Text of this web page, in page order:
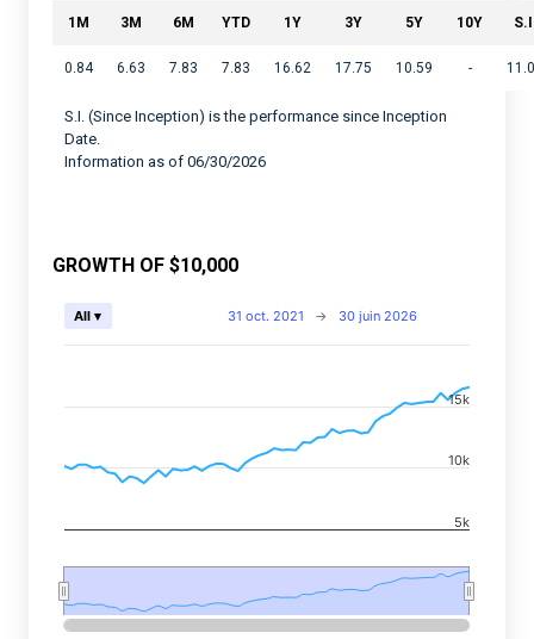
1M 3M 6M YTD 1Y 3Y 5Y 10Y
0.84 6.63 7.83 7.83 16.62 17.75 10.59 -
S.I. (Since Inception) is the performance since Inception
Date.
Information as of 06/30/2026
GROWTH OF $10,000
Chart
The chart has 2 X axes displaying Time, and
The chart has 2 Y axes displaying values, and
31 oct. 2021 → 30 juin 2026
All ▾
5k
10k
15k